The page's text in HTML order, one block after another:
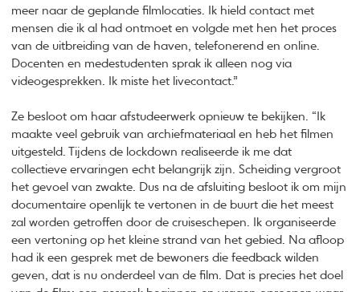
meer naar de geplande filmlocaties. Ik hield contact met
mensen die ik al had ontmoet en volgde met hen het proces
van de uitbreiding van de haven, telefonerend en online.
Docenten en medestudenten sprak ik alleen nog via
videogesprekken. Ik miste het livecontact.”
Ze besloot om haar afstudeerwerk opnieuw te bekijken. “Ik
maakte veel gebruik van archiefmateriaal en heb het filmen
uitgesteld. Tijdens de lockdown realiseerde ik me dat
collectieve ervaringen echt belangrijk zijn. Scheiding vergroot
het gevoel van zwakte. Dus na de afsluiting besloot ik om mijn
documentaire openlijk te vertonen in de buurt die het meest
zal worden getroffen door de cruiseschepen. Ik organiseerde
een vertoning op het kleine strand van het gebied. Na afloop
had ik een gesprek met de bewoners die feedback wilden
geven, dat is nu onderdeel van de film. Dat is precies het doel